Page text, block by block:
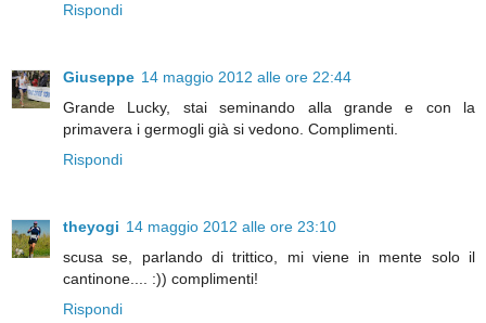
Rispondi
Giuseppe 14 maggio 2012 alle ore 22:44
Grande Lucky, stai seminando alla grande e con la
primavera i germogli già si vedono. Complimenti.
Rispondi
theyogi 14 maggio 2012 alle ore 23:10
scusa se, parlando di trittico, mi viene in mente solo il
cantinone.... :)) complimenti!
Rispondi